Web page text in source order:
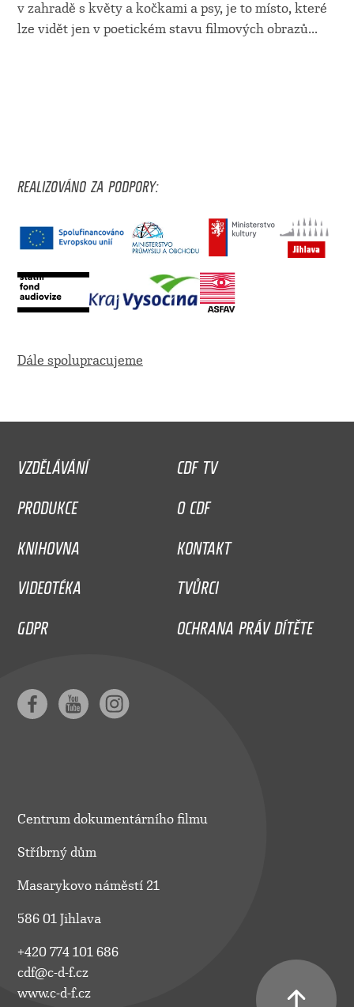
v zahradě s květy a kočkami a psy, je to místo, které
lze vidět jen v poetickém stavu filmových obrazů...
REALIZOVÁNO ZA PODPORY:
Dále spolupracujeme
VZDĚLÁVÁNÍ
CDF TV
PRODUKCE
O CDF
KNIHOVNA
KONTAKT
VIDEOTÉKA
TVŮRCI
GDPR
OCHRANA PRÁV DÍTĚTE
Centrum dokumentárního filmu
Stříbrný dům
Masarykovo náměstí 21
586 01 Jihlava
+420 774 101 686
cdf@c-d-f.cz
www.c-d-f.cz